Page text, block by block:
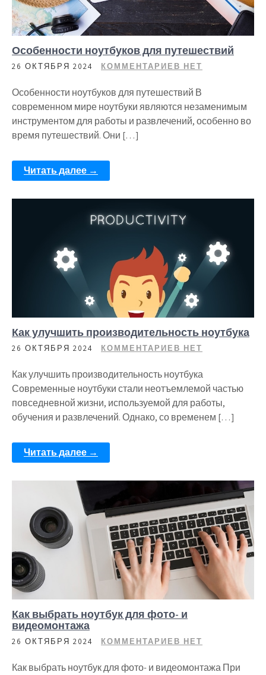
Особенности ноутбуков для путешествий
26 ОКТЯБРЯ 2024 КОММЕНТАРИЕВ НЕТ
Особенности ноутбуков для путешествий В
современном мире ноутбуки являются незаменимым
инструментом для работы и развлечений, особенно во
время путешествий. Они […]
Читать далее →
Как улучшить производительность ноутбука
26 ОКТЯБРЯ 2024 КОММЕНТАРИЕВ НЕТ
Как улучшить производительность ноутбука
Современные ноутбуки стали неотъемлемой частью
повседневной жизни, используемой для работы,
обучения и развлечений. Однако, со временем […]
Читать далее →
Как выбрать ноутбук для фото- и
видеомонтажа
26 ОКТЯБРЯ 2024 КОММЕНТАРИЕВ НЕТ
Как выбрать ноутбук для фото- и видеомонтажа При